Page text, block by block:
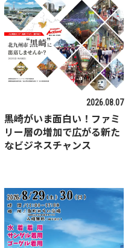
2026.08.07
黒崎がいま面白い！ファミ
リー層の増加で広がる新た
なビジネスチャンス